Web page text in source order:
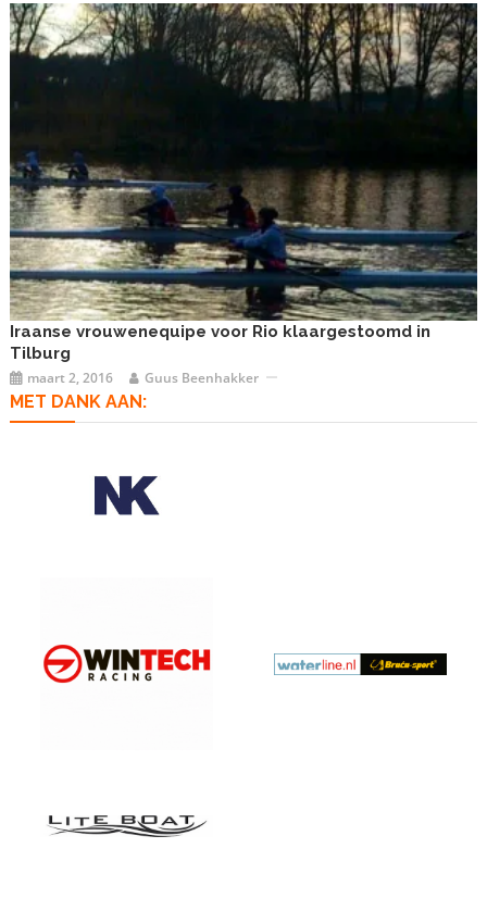
Iraanse vrouwenequipe voor Rio klaargestoomd in
Tilburg
maart 2, 2016 Guus Beenhakker
MET DANK AAN: